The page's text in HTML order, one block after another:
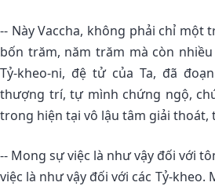
-- Này Vaccha, không phải chỉ một
bốn trăm, năm trăm mà còn
Tỷ-kheo-ni, đệ tử của Ta, đã
thượng trí, tự mình chứng ngộ,
trong hiện tại vô lậu tâm giải thoát,
-- Mong sự việc là như vậy đối với
việc là như vậy đối với các Tỷ-kheo.